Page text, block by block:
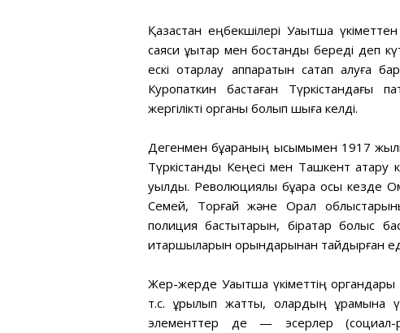
Қазақстан еңбекшілері Уақытша
саяси құқықтар мен бостандық береді деп
ескі отарлау аппаратын сақтап қалуға
Куропаткин бастаған Түркістандағы
жергілікті органы болып шыға келді.
Дегенмен бұқараның қысымымен 1917
Түркістандық Кеңесі мен Ташкент
қуылды. Революциялық бұқара осы кезде
Семей, Торғай және Орал
полиция бастықтарын, бірқатар болыс
итаршыларын орындарынан тайдырған
Жер-жерде Уақытша үкіметтің
т.с. құрылып жатты, олардың құрамына
элементтер де — эсерлер